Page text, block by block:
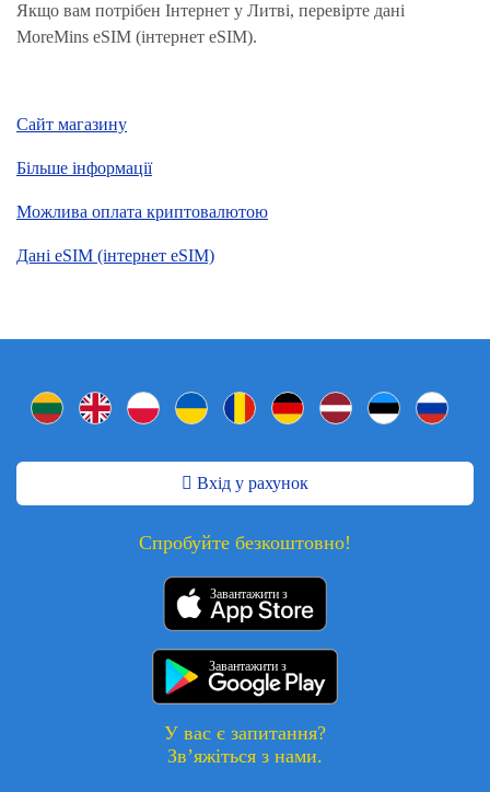
Якщо вам потрібен Інтернет у Литві, перевірте дані
MoreMins eSIM (інтернет eSIM).
Сайт магазину
Більше інформації
Можлива оплата криптовалютою
Дані eSIM (інтернет eSIM)
Вхід у рахунок
Спробуйте безкоштовно!
Завантажити з
Завантажити з
У вас є запитання?
Зв’яжіться з нами.